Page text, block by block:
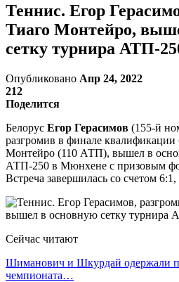
Теннис. Егор
Тиаго Монтейро,
сетку турнира АТП-
Опубликовано Апр 24, 2022
212
Поделится
Белорус Егор Герасимов (155-й
разгромив в финале квалификации
Монтейро (110 АТП), вышел в
АТП-250 в Мюнхене с призовым
Встреча завершилась со счетом 6:1,
Сейчас читают
Шиманович и Шкурдай одержали
чемпионата…